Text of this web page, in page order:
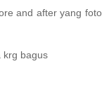
and after yang foto
krg bagus